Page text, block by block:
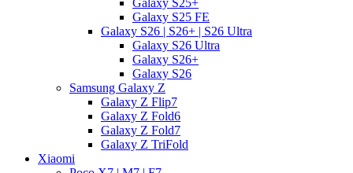
Galaxy S25+
Galaxy S25 FE
Galaxy S26 | S26+ | S26 Ultra
Galaxy S26 Ultra
Galaxy S26+
Galaxy S26
Samsung Galaxy Z
Galaxy Z Flip7
Galaxy Z Fold6
Galaxy Z Fold7
Galaxy Z TriFold
Xiaomi